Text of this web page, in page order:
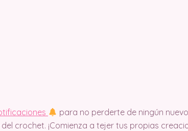
para no perderte de ningún
crochet. ¡Comienza a tejer tus propias